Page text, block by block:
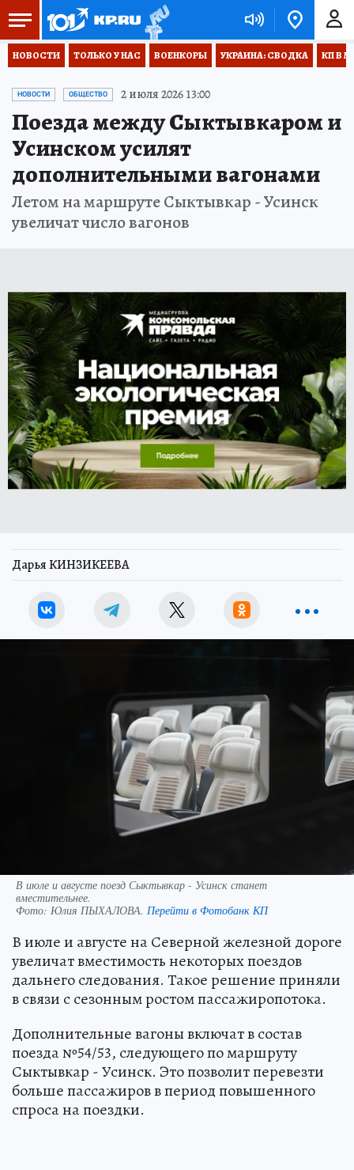
НОВОСТИ ТОЛЬКО У НАС ВОЕНКОРЫ УКРАИНА: СВОДКА КП В
НОВОСТИ ОБЩЕСТВО 2 июля 2026 13:00
Поезда между Сыктывкаром и
Усинском усилят
дополнительными вагонами
Летом на маршруте Сыктывкар - Усинск
увеличат число вагонов
Дарья КИНЗИКЕЕВА
В июле и августе поезд Сыктывкар - Усинск станет
вместительнее.
Фото: Юлия ПЫХАЛОВА. Перейти в Фотобанк КП
В июле и августе на Северной железной дороге
увеличат вместимость некоторых поездов
дальнего следования. Такое решение приняли
в связи с сезонным ростом пассажиропотока.
Дополнительные вагоны включат в состав
поезда №54/53, следующего по маршруту
Сыктывкар - Усинск. Это позволит перевезти
больше пассажиров в период повышенного
спроса на поездки.